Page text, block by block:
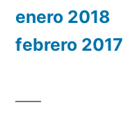
enero 2018
febrero 2017